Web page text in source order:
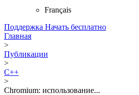
Français
Поддержка Начать бесплатно
Главная
>
Публикации
>
C++
>
Chromium: использование...